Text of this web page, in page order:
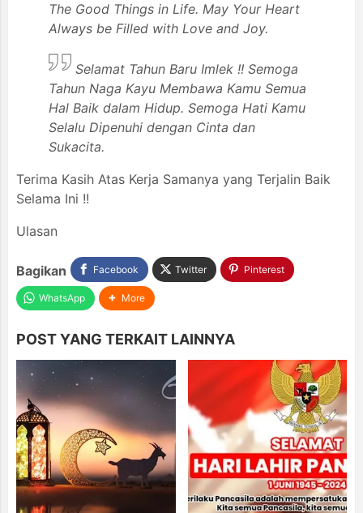
The Good Things in Life. May Your Heart
Always be Filled with Love and Joy.
Selamat Tahun Baru Imlek !! Semoga
Tahun Naga Kayu Membawa Kamu Semua
Hal Baik dalam Hidup. Semoga Hati Kamu
Selalu Dipenuhi dengan Cinta dan
Sukacita.
Terima Kasih Atas Kerja Samanya yang Terjalin Baik
Selama Ini !!
Ulasan
Bagikan Facebook Twitter Pinterest
WhatsApp More
POST YANG TERKAIT LAINNYA